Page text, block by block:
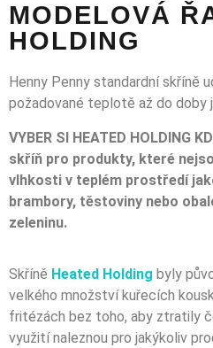
MODELOVÁ
HOLDING
Henny Penny standardní skříně
požadované teplotě až do doby
VYBER SI HEATED HOLDING
skříň pro produkty, které
vlhkosti v teplém prostředí
brambory, těstoviny nebo
zeleninu.
Skříně Heated Holding byly
velkého množství kuřecích
fritézách bez toho, aby ztratily
využití naleznou pro jakýkoliv